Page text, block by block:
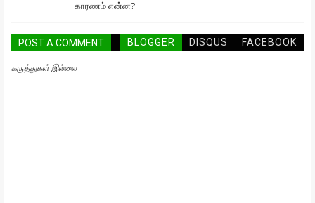
காரணம் என்ன?
POST A COMMENT BLOGGER DISQUS FACEBOOK
கருத்துகள் இல்லை